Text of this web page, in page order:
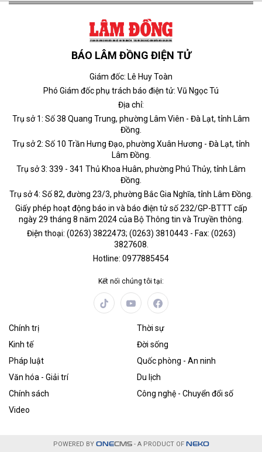
BÁO LÂM ĐỒNG ĐIỆN TỬ
Giám đốc: Lê Huy Toàn
Phó Giám đốc phụ trách báo điện tử: Vũ Ngọc Tú
Địa chỉ:
Trụ sở 1: Số 38 Quang Trung, phường Lâm Viên - Đà Lạt, tỉnh Lâm
Đồng.
Trụ sở 2: Số 10 Trần Hưng Đạo, phường Xuân Hương - Đà Lạt, tỉnh
Lâm Đồng.
Trụ sở 3: 339 - 341 Thủ Khoa Huân, phường Phú Thủy, tỉnh Lâm
Đồng.
Trụ sở 4: Số 82, đường 23/3, phường Bắc Gia Nghĩa, tỉnh Lâm Đồng.
Giấy phép hoạt động báo in và báo điện tử số 232/GP-BTTT cấp
ngày 29 tháng 8 năm 2024 của Bộ Thông tin và Truyền thông.
Điện thoại: (0263) 3822473; (0263) 3810443 - Fax: (0263)
3827608.
Hotline: 0977885454
Kết nối chúng tôi tại:
Chính trị
Thời sự
Kinh tế
Đời sống
Pháp luật
Quốc phòng - An ninh
Văn hóa - Giải trí
Du lịch
Chính sách
Công nghệ - Chuyển đổi số
Video
POWERED BY ONECMS- A PRODUCT OF NEKO